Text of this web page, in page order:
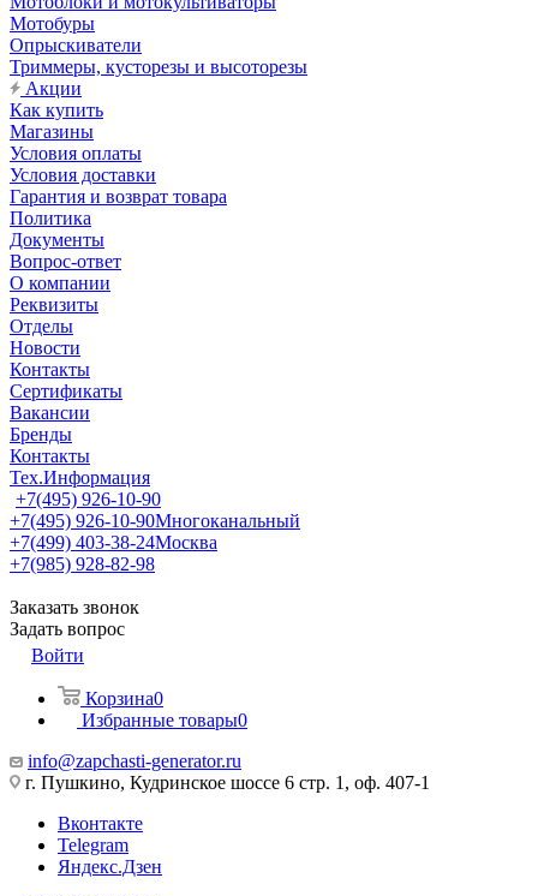
Мотобуры
Опрыскиватели
Триммеры, кусторезы и высоторезы
Акции
Как купить
Магазины
Условия оплаты
Условия доставки
Гарантия и возврат товара
Политика
Документы
Вопрос-ответ
О компании
Реквизиты
Отделы
Новости
Контакты
Сертификаты
Вакансии
Бренды
Контакты
Тех.Информация
+7(495) 926-10-90
+7(495) 926-10-90Многоканальный
+7(499) 403-38-24Москва
+7(985) 928-82-98
Заказать звонок
Задать вопрос
Войти
Корзина0
Избранные товары0
info@zapchasti-generator.ru
г. Пушкино, Кудринское шоссе 6 стр. 1, оф. 407-1
Вконтакте
Telegram
Яндекс.Дзен